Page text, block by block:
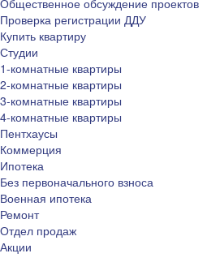
Общественное обсуждение проектов
Проверка регистрации ДДУ
Купить квартиру
Студии
1-комнатные квартиры
2-комнатные квартиры
3-комнатные квартиры
4-комнатные квартиры
Пентхаусы
Коммерция
Ипотека
Без первоначального взноса
Военная ипотека
Ремонт
Отдел продаж
Акции